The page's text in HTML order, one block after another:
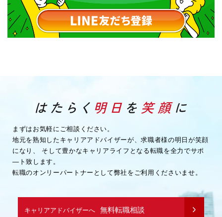
まずはお気軽にご相談ください。
地元を熟知したキャリアアドバイザーが、求職者様の明日が笑顔
になり、
そして豊かなキャリアライフとなる転職を全力でサポ
―ト致します。
転職のオンリーパートナーとして弊社をご利用くださいませ。
キャリアアドバイザーへ 無料転職相談